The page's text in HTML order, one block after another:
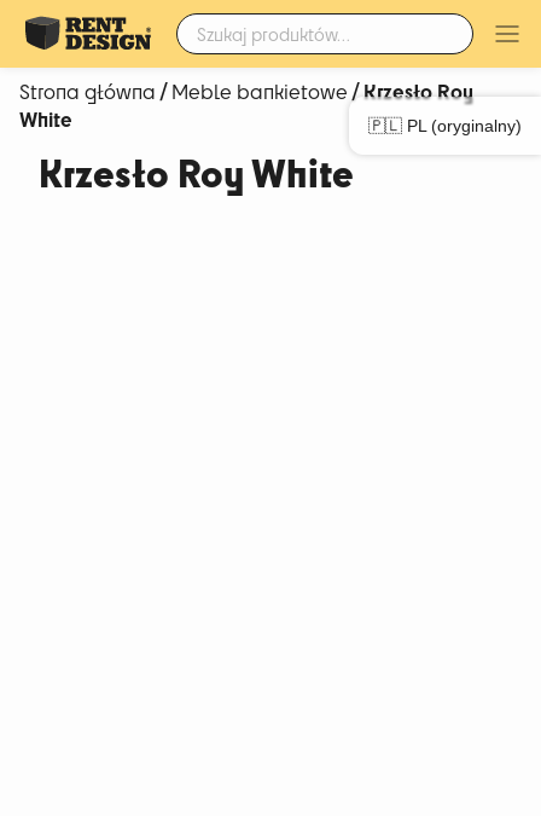
Szukaj:
🇵🇱 PL (oryginalny)
Strona główna/Meble bankietowe/ Krzesło Roy
White
Krzesło Roy White